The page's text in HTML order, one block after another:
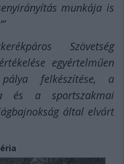
munkája is
Szövetség
egyértelműen
felkészítése, a
és a sportszakmai
által elvárt